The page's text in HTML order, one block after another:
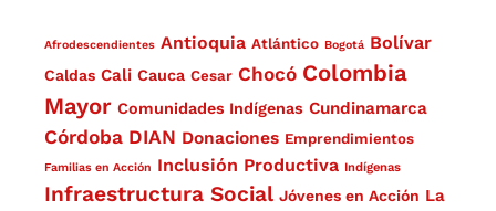
Afrodescendientes Antioquia Atlántico Bogotá Bolívar
Caldas Cali Cauca Cesar Chocó Colombia
Mayor Comunidades Indígenas Cundinamarca
Córdoba DIAN Donaciones Emprendimientos
Familias en Acción Inclusión Productiva Indígenas
Infraestructura Social Jóvenes en Acción La